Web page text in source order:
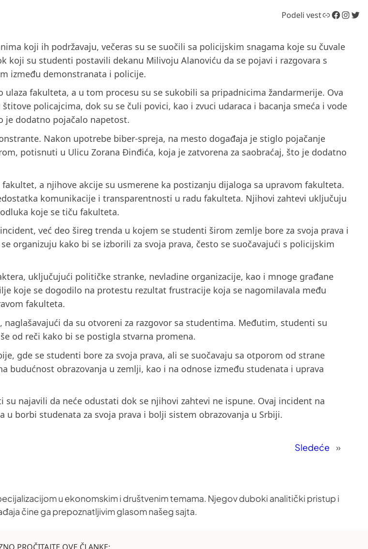
Podeli vestLink Facebook InstagramTwitter
koji ih podržavaju, večeras su se suočili sa policijskim snagama koje su čuvale
su studenti postavili dekanu Milivoju Alanoviću da se pojavi i razgovara s
između demonstranata i policije.
fakulteta, a u tom procesu su se sukobili sa pripadnicima žandarmerije. Ova
policajcima, dok su se čuli povici, kao i zvuci udaraca i bacanja smeća i vode
je dodatno pojačalo napetost.
Nakon upotrebe biber-spreja, na mesto događaja je stiglo pojačanje
potisnuti u Ulicu Zorana Đinđića, koja je zatvorena za saobraćaj, što je dodatno
a njihove akcije su usmerene ka postizanju dijaloga sa upravom fakulteta.
komunikacije i transparentnosti u radu fakulteta. Njihovi zahtevi uključuju
koje se tiču fakulteta.
već deo šireg trenda u kojem se studenti širom zemlje bore za svoja prava i
organizuju kako bi se izborili za svoja prava, često se suočavajući s policijskim
uključujući političke stranke, nevladine organizacije, kao i mnoge građane
koje se dogodilo na protestu rezultat frustracije koja se nagomilavala među
fakulteta.
da su otvoreni za razgovor sa studentima. Međutim, studenti su
od reči kako bi se postigla stvarna promena.
gde se studenti bore za svoja prava, ali se suočavaju sa otporom od strane
obrazovanja u zemlji, kao i na odnose između studenata i uprava
najavili da neće odustati dok se njihovi zahtevi ne ispune. Ovaj incident na
borbi studenata za svoja prava i bolji sistem obrazovanja u Srbiji.
Sledeće »
u ekonomskim i društvenim temama. Njegov duboki analitički pristup i
čine ga prepoznatljivim glasom našeg sajta.